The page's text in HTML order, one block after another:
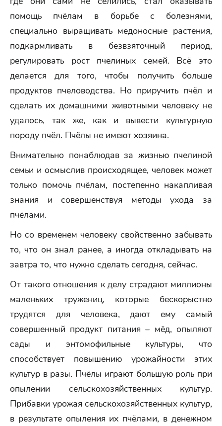
помощь пчёлам в борьбе с болезнями,
специально выращивать медоносные растения,
подкармливать в безвзяточный период,
регулировать рост пчелиных семей. Всё это
делается для того, чтобы получить больше
продуктов пчеловодства. Но приручить пчёл и
сделать их домашними животными человеку не
удалось, так же, как и вывести культурную
породу пчёл. Пчёлы не имеют хозяина.
Внимательно понаблюдав за жизнью пчелиной
семьи и осмыслив происходящее, человек может
только помочь пчёлам, постепенно накапливая
знания и совершенствуя методы ухода за
пчёлами.
Но со временем человеку свойственно забывать
то, что он знал ранее, а иногда откладывать на
завтра то, что нужно сделать сегодня, сейчас.
От такого отношения к делу страдают миллионы
маленьких тружениц, которые бескорыстно
трудятся для человека, дают ему самый
совершенный продукт питания – мёд, опыляют
сады и энтомофильные культуры, что
способствует повышению урожайности этих
культур в разы. Пчёлы играют большую роль при
опылении сельскохозяйственных культур.
Прибавки урожая сельскохозяйственных культур,
в результате опыления их пчёлами, в денежном